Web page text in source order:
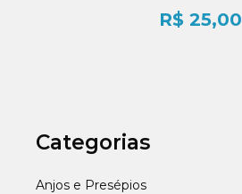
R$25,00
Categorias
Anjos e Presépios